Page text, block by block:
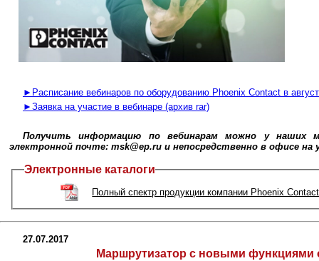
►Расписание вебинаров по оборудованию Phoenix Contact в
►Заявка на участие в вебинаре (архив rar)
Получить информацию по вебинарам можно у наших
электронной почте: msk@ep.ru и непосредственно в офисе на
Электронные каталоги
Полный спектр продукции компании Phoenix Contact
27.07.2017
Маршрутизатор с новыми функциями